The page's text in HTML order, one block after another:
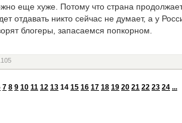
еще хуже. Потому что страна
отдавать никто сейчас не думает, а у
блогеры, запасаемся попкорном.
7 8 9 10 11 12 13 14 15 16 17 18 19 20 21 22 23 24 ...